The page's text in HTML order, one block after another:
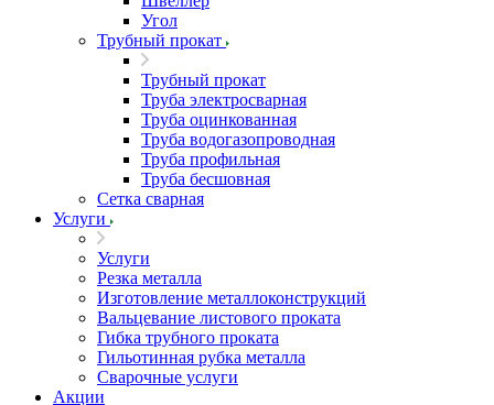
Угол
Трубный прокат
Трубный прокат
Труба электросварная
Труба оцинкованная
Труба водогазопроводная
Труба профильная
Труба бесшовная
Сетка сварная
Услуги
Услуги
Резка металла
Изготовление металлоконструкций
Вальцевание листового проката
Гибка трубного проката
Гильотинная рубка металла
Сварочные услуги
Акции